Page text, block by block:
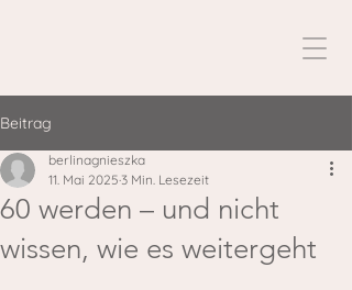
Beitrag
60 werden – und nicht
wissen, wie es weitergeht
berlinagnieszka
11. Mai 2025 3 Min. Lesezeit